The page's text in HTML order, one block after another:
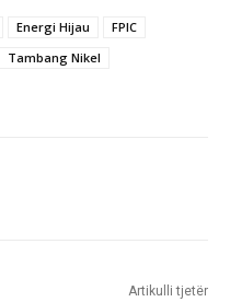
Energi Hijau
FPIC
Tambang Nikel
Artikulli tjetër